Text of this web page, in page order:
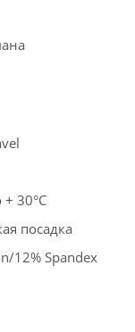
30°C
посадка
12% Spandex